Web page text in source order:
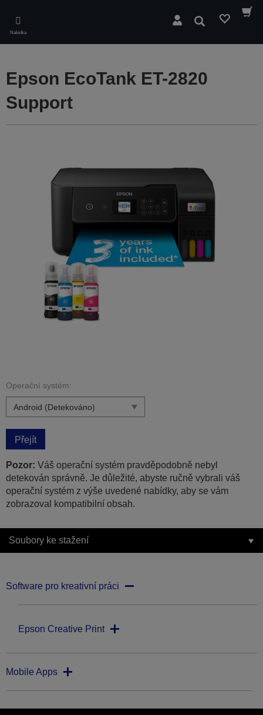
main
content
Nabídka
Hledat
Epson EcoTank ET-2820
Support
Operační systém:
Přejít
Pozor: Váš operační systém pravděpodobně nebyl
detekován správně. Je důležité, abyste ručně vybrali váš
operační systém z výše uvedené nabídky, aby se vám
zobrazoval kompatibilní obsah.
Soubory ke stažení
Software pro kreativní práci
Epson Creative Print
Mobile Apps